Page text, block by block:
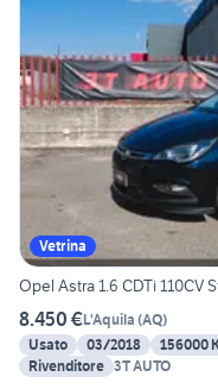
Vetrina
Opel Astra 1.6 CDTi 110CV
8.450 €L'Aquila (AQ)
Usato
03/2018 156000
Rivenditore 3T AUTO